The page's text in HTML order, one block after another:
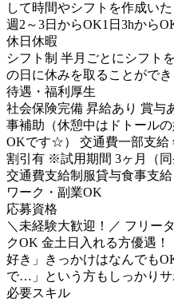
して時間やシフトを作成いた
週2～3日からOK1日3hから
休日休暇
シフト制 半月ごとにシフト
の日に休みを取ることがで
待遇・福利厚生
社会保険完備 昇給あり 賞与
事補助（休憩中はドトール
OKです☆） 交通費一部支給
割引有 ※試用期間 3ヶ月（同
交通費支給制服貸与食事支
ワーク・副業OK
応募資格
＼未経験大歓迎！／ フリー
クOK 金土日入れる方優遇
好き」きっかけはなんでも
で…」という方もしっかりサ
必要スキル